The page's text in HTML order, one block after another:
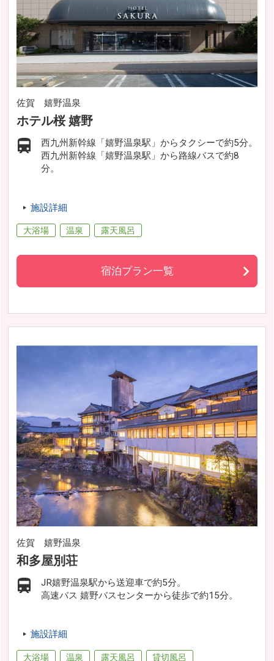
佐賀 嬉野温泉
ホテル桜 嬉野
西九州新幹線「嬉野温泉駅」からタクシーで約5分。
西九州新幹線「嬉野温泉駅」から路線バスで約8
分。
施設詳細
大浴場 温泉 露天風呂
宿泊プラン一覧
佐賀 嬉野温泉
和多屋別荘
JR嬉野温泉駅から送迎車で約5分。
高速バス 嬉野バスセンターから徒歩で約15分。
施設詳細
大浴場 温泉 露天風呂 貸切風呂